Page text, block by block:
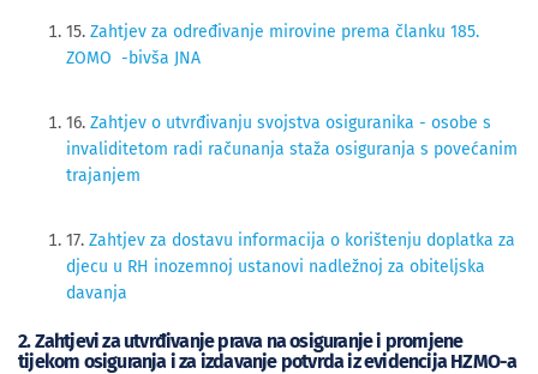
15. Zahtjev za određivanje mirovine prema članku 185.
ZOMO -bivša JNA
16. Zahtjev o utvrđivanju svojstva osiguranika - osobe s
invaliditetom radi računanja staža osiguranja s povećanim
trajanjem
17. Zahtjev za dostavu informacija o korištenju doplatka za
djecu u RH inozemnoj ustanovi nadležnoj za obiteljska
davanja
2. Zahtjevi za utvrđivanje prava na osiguranje i promjene
tijekom osiguranja i za izdavanje potvrda iz evidencija HZMO-a